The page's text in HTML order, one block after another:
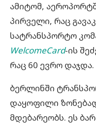
ამიტომ,
პირველი, რაც
სატრანსპორტო
WelcomeCard-ის
რაც 60 ევრო დაჯდა.
ბერლინში
დაყოფილი
მდებარეობს. ეს